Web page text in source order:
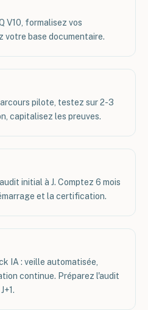
V10, formalisez vos
votre base documentaire.
pilote, testez sur 2-3
capitalisez les preuves.
initial à J. Comptez 6 mois
et la certification.
IA : veille automatisée,
continue. Préparez l'audit